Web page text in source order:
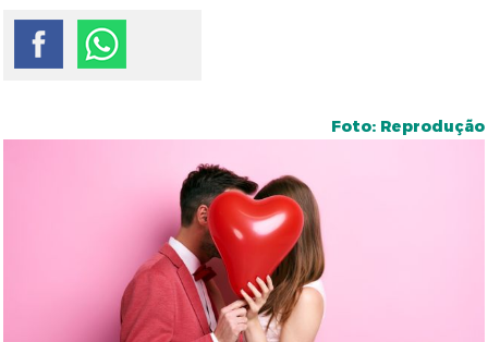
Foto: Reprodução